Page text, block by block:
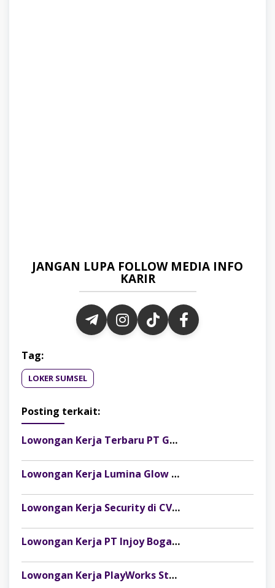
JANGAN LUPA FOLLOW MEDIA INFO
KARIR
Tag:
LOKER SUMSEL
Posting terkait:
Lowongan Kerja Terbaru PT Gelora Citra Kimia Abadi Palembang
Lowongan Kerja Lumina Glow Clinic & Salon Palembang Terbaru
Lowongan Kerja Security di CV Indosteel Sumber Berkat Palembang
Lowongan Kerja PT Injoy Boga Indonesia (Distributor Es Krim Aice Palembang)
Lowongan Kerja PlayWorks Store Palembang Trade Centre Terbaru